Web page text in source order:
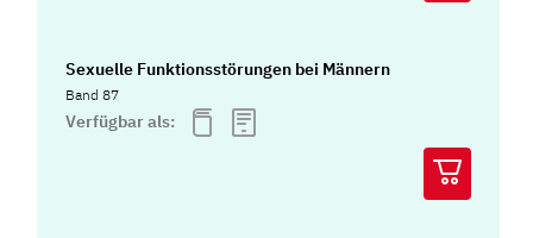
Sexuelle Funktionsstörungen bei Männern
Band 87
Verfügbar als: